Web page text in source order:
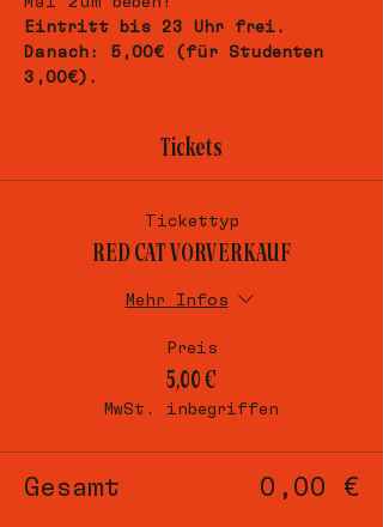
Eintritt bis 23 Uhr frei.
Danach: 5,00€ (für Studenten
3,00€).
Tickets
Tickettyp
RED CAT VORVERKAUF
Mehr Infos
Preis
5,00 €
MwSt. inbegriffen
Gesamt 0,00 €